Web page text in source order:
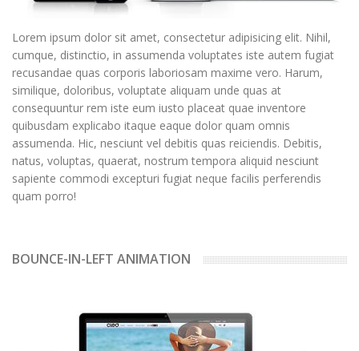
Lorem ipsum dolor sit amet, consectetur adipisicing elit. Nihil,
cumque, distinctio, in assumenda voluptates iste autem fugiat
recusandae quas corporis laboriosam maxime vero. Harum,
similique, doloribus, voluptate aliquam unde quas at
consequuntur rem iste eum iusto placeat quae inventore
quibusdam explicabo itaque eaque dolor quam omnis
assumenda. Hic, nesciunt vel debitis quas reiciendis. Debitis,
natus, voluptas, quaerat, nostrum tempora aliquid nesciunt
sapiente commodi excepturi fugiat neque facilis perferendis
quam porro!
BOUNCE-IN-LEFT ANIMATION